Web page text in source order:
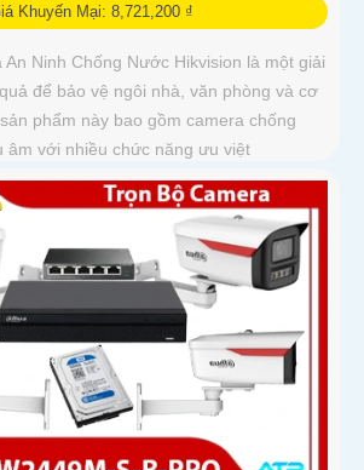
Khuyến Mại: 8,721,200 ₫
An Ninh Chống Nước Hikvision là một giải
để bảo vệ ngôi nhà, văn phòng và cơ
phẩm này bao gồm camera chống
âm với nhiều chức năng ưu việt